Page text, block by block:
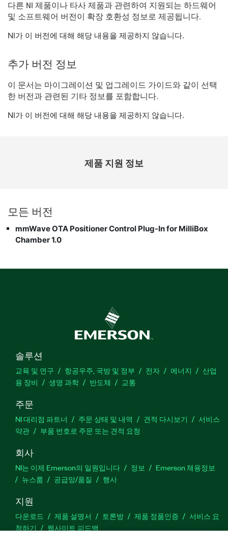
다른 NI 제품이나 타사 제품과 관련하여 지원되는 하드웨어
및 소프트웨어 버전이 확장 호환성 정보로 제공됩니다.
NI가 이 버전에 대해 해당 내용을 제공하지 않습니다.
추가 버전 정보
이 문서는 마이그레이션 및 업그레이드 가이드와 같이 선택
한 버전과 관련된 기타 정보를 포함합니다.
NI가 이 버전에 대해 해당 내용을 제공하지 않습니다.
제품 지원 정보
모든 버전
mmWave OTA Positioner Control Plug-In for MilliBox
Chamber 1.0
솔루션
교육 및 연구 항공우주, 국방 및 정부 전자 에너지
산업
용 장비
생명 과학 반도체 교통
주문
NI 대리점 파트너 주문 상태 및 내역 견적 다시보기
서비스
약관
부품 번호로 주문 또는 견적 요청
회사
NI는 이제 Emerson의 일원입니다 정보
Emerson 채용정보
뉴스룸
공급망/품질 행사
지원
다운로드 제품 설명서 토론방 제품 정품인증
서비스 요
청하기
웹사이트 피드백